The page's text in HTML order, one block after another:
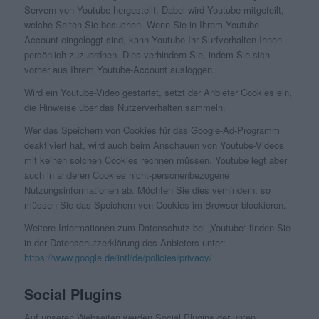
Servern von Youtube hergestellt. Dabei wird Youtube mitgeteilt,
welche Seiten Sie besuchen. Wenn Sie in Ihrem Youtube-
Account eingeloggt sind, kann Youtube Ihr Surfverhalten Ihnen
persönlich zuzuordnen. Dies verhindern Sie, indem Sie sich
vorher aus Ihrem Youtube-Account ausloggen.
Wird ein Youtube-Video gestartet, setzt der Anbieter Cookies ein,
die Hinweise über das Nutzerverhalten sammeln.
Wer das Speichern von Cookies für das Google-Ad-Programm
deaktiviert hat, wird auch beim Anschauen von Youtube-Videos
mit keinen solchen Cookies rechnen müssen. Youtube legt aber
auch in anderen Cookies nicht-personenbezogene
Nutzungsinformationen ab. Möchten Sie dies verhindern, so
müssen Sie das Speichern von Cookies im Browser blockieren.
Weitere Informationen zum Datenschutz bei „Youtube“ finden Sie
in der Datenschutzerklärung des Anbieters unter:
https://www.google.de/intl/de/policies/privacy/
Social Plugins